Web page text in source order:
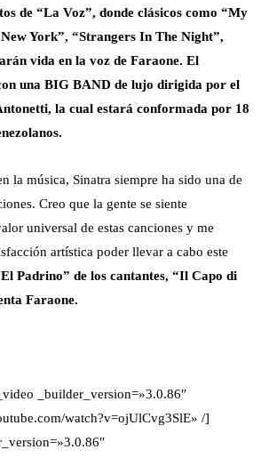
de “La Voz”, donde clásicos como “My
York”, “Strangers In The Night”,
vida en la voz de Faraone. El
una BIG BAND de lujo dirigida por el
la cual estará conformada por 18
la música, Sinatra siempre ha sido una de
Creo que la gente se siente
universal de estas canciones y me
artística poder llevar a cabo este
Padrino” de los cantantes, “Il Capo di
Faraone.
_builder_version=»3.0.86″
watch?v=ojUlCvg3SlE» /]